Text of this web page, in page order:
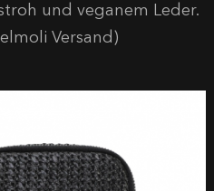
und veganem Leder.
Versand)